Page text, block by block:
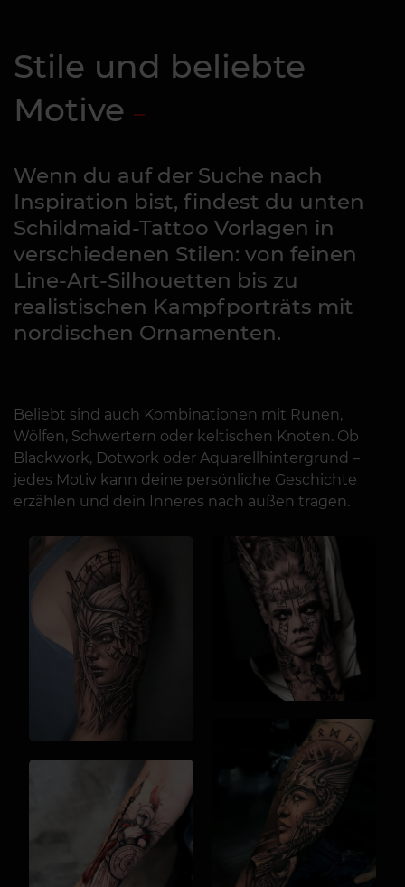
Stile und beliebte
Motive
Wenn du auf der Suche nach
Inspiration bist, findest du unten
Schildmaid-Tattoo Vorlagen in
verschiedenen Stilen: von feinen
Line-Art-Silhouetten bis zu
realistischen Kampfporträts mit
nordischen Ornamenten.
Beliebt sind auch Kombinationen mit Runen,
Wölfen, Schwertern oder keltischen Knoten. Ob
Blackwork, Dotwork oder Aquarellhintergrund –
jedes Motiv kann deine persönliche Geschichte
erzählen und dein Inneres nach außen tragen.